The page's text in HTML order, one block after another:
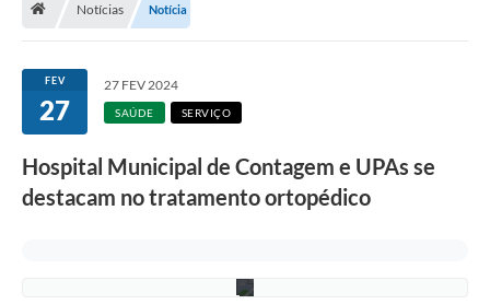
Notícias Notícia
FEV
27
27 FEV 2024
SAÚDE SERVIÇO
Hospital Municipal de Contagem e UPAs se
destacam no tratamento ortopédico
l
m